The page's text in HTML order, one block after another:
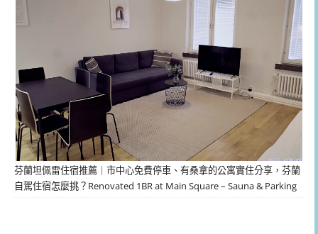
芬蘭坦佩雷住宿推薦｜市中心免費停車、有桑拿的公寓實住分享，芬蘭
自駕住宿怎麼挑？Renovated 1BR at Main Square – Sauna & Parking